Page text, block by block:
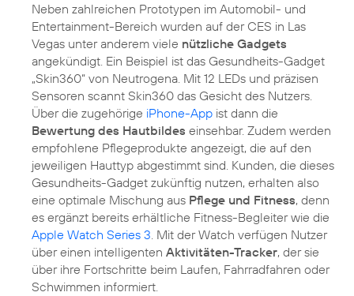
Neben zahlreichen Prototypen im Automobil- und
Entertainment-Bereich wurden auf der CES in Las
Vegas unter anderem viele nützliche Gadgets
angekündigt. Ein Beispiel ist das Gesundheits-Gadget
„Skin360“ von Neutrogena. Mit 12 LEDs und präzisen
Sensoren scannt Skin360 das Gesicht des Nutzers.
Über die zugehörige iPhone-App ist dann die
Bewertung des Hautbildes einsehbar. Zudem werden
empfohlene Pflegeprodukte angezeigt, die auf den
jeweiligen Hauttyp abgestimmt sind. Kunden, die dieses
Gesundheits-Gadget zukünftig nutzen, erhalten also
eine optimale Mischung aus Pflege und Fitness, denn
es ergänzt bereits erhältliche Fitness-Begleiter wie die
Apple Watch Series 3. Mit der Watch verfügen Nutzer
über einen intelligenten Aktivitäten-Tracker, der sie
über ihre Fortschritte beim Laufen, Fahrradfahren oder
Schwimmen informiert.